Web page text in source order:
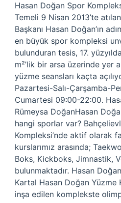
Hasan Doğan Spor
Temeli 9 Nisan 2013’te
Başkanı Hasan Doğan’ın
en büyük spor kompleksi
bulunduran tesis, 17.
m²’lik bir arsa üzerinde yer
yüzme seansları kaçta
Pazartesi-Salı-Çarşamba-
Cumartesi 09:00-22:00.
Rümeysa DoğanHasan
hangi sporlar var?
Kompleksi’nde aktif olarak
kurslarımız arasında;
Boks, Kickboks, Jimnastik,
bulunmaktadır. Hasan
Kartal Hasan Doğan Yüzme
inşa edilen komplekste